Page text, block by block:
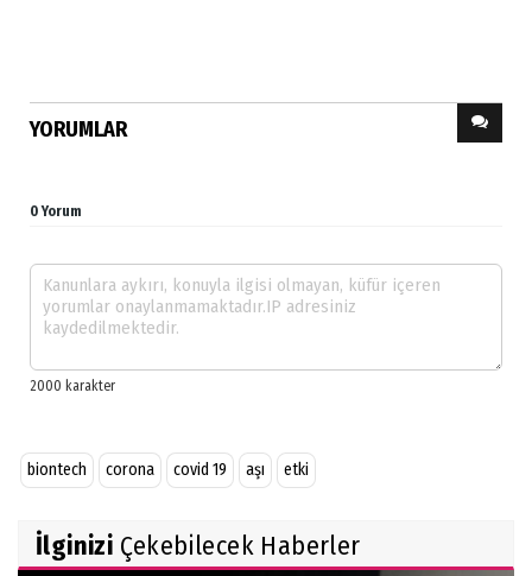
YORUMLAR
0 Yorum
biontech corona covid 19 aşı etki
İlginizi Çekebilecek Haberler